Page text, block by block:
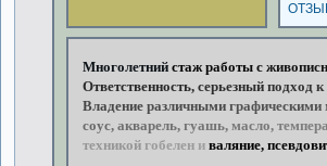
Многолетнийстажработыс
Ответственность,серьезныйподходк
Владениеразличнымиграфическими
соус,акварель,гуашь,масло,
техникойгобелени валяние,